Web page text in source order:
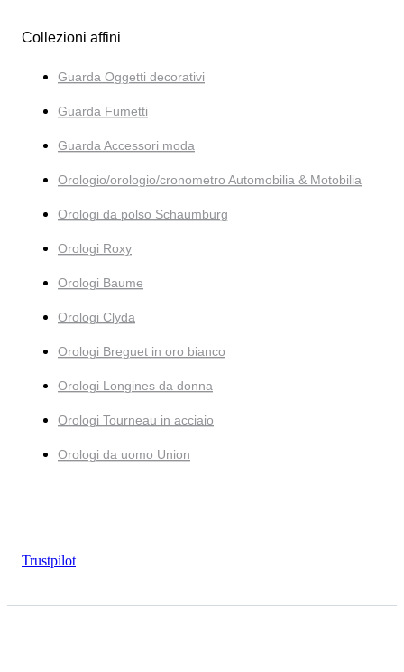
Collezioni affini
Guarda Oggetti decorativi
Guarda Fumetti
Guarda Accessori moda
Orologio/orologio/cronometro Automobilia & Motobilia
Orologi da polso Schaumburg
Orologi Roxy
Orologi Baume
Orologi Clyda
Orologi Breguet in oro bianco
Orologi Longines da donna
Orologi Tourneau in acciaio
Orologi da uomo Union
Trustpilot